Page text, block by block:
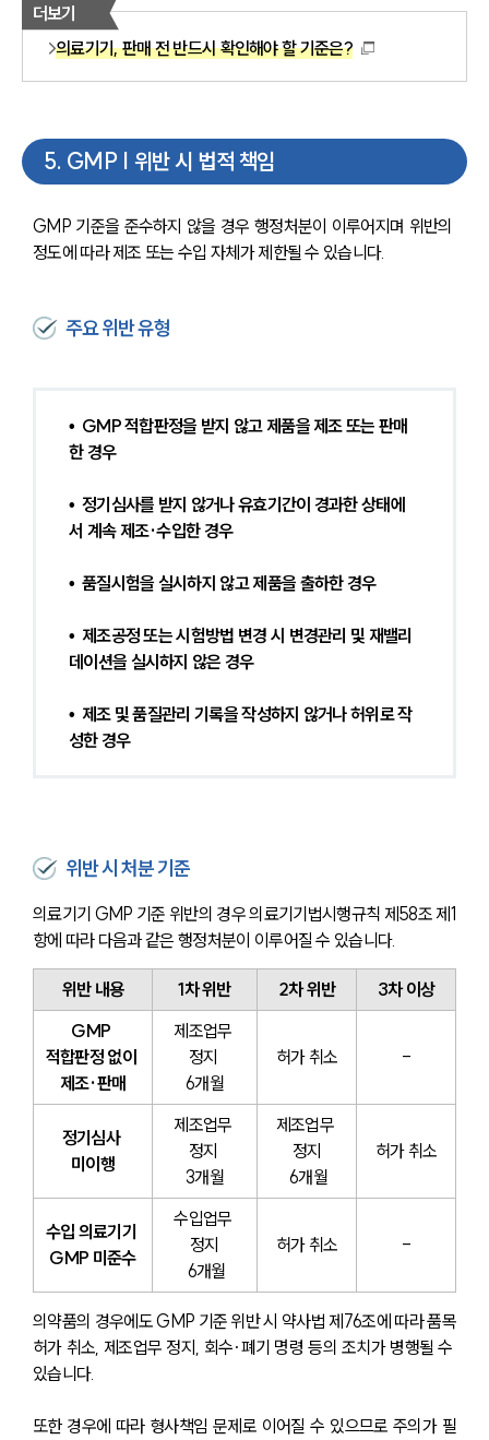
더보기
의료기기, 판매 전 반드시 확인해야 할 기준은?
5. GMP | 위반 시 법적 책임
GMP 기준을 준수하지 않을 경우 행정처분이 이루어지며 위반의
정도에 따라 제조 또는 수입 자체가 제한될 수 있습니다.
주요 위반 유형
•  GMP 적합판정을 받지 않고 제품을 제조 또는 판매
한 경우
•  정기심사를 받지 않거나 유효기간이 경과한 상태에
서 계속 제조·수입한 경우
•  품질시험을 실시하지 않고 제품을 출하한 경우
•  제조공정 또는 시험방법 변경 시 변경관리 및 재밸리
데이션을 실시하지 않은 경우
•  제조 및 품질관리 기록을 작성하지 않거나 허위로 작
성한 경우
위반 시 처분 기준
의료기기 GMP 기준 위반의 경우 의료기기법시행규칙 제58조 제1
항에 따라 다음과 같은 행정처분이 이루어질 수 있습니다.
위반 내용 1차 위반 2차 위반
3차 이상
GMP
적합판정 없이
제조·판매
제조업무
정지
6개월
허가 취소 -
정기심사
미이행
제조업무
정지
3개월
제조업무
정지
6개월
허가 취소
수입 의료기기
GMP 미준수
수입업무
정지
6개월
허가 취소 -
의약품의 경우에도 GMP 기준 위반 시 약사법 제76조에 따라 품목
허가 취소, 제조업무 정지, 회수·폐기 명령 등의 조치가 병행될 수
있습니다.
또한 경우에 따라 형사책임 문제로 이어질 수 있으므로 주의가 필